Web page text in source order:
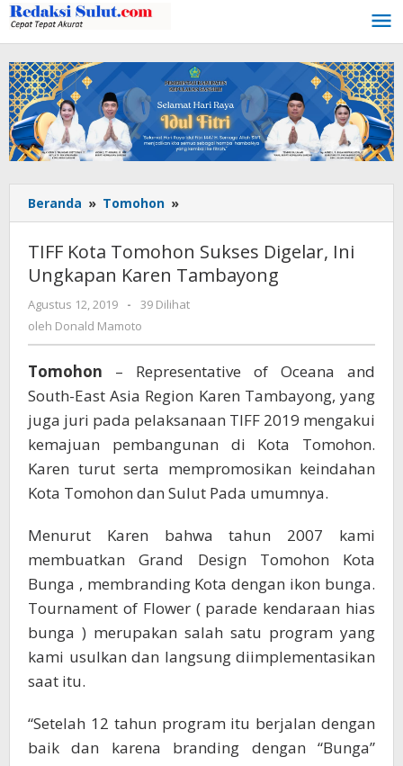
Lewati
ke
konten
Beranda » Tomohon »
Kota
Tomohon
Sukses
Digelar,
Ini
TIFF Kota Tomohon Sukses Digelar, Ini
Ungkapan Karen Tambayong
Agustus 12, 2019
oleh
Donald
-
39 Dilihat
oleh Donald Mamoto
Tomohon – Representative of Oceana and
South-East Asia Region Karen Tambayong, yang
juga juri pada pelaksanaan TIFF 2019 mengakui
kemajuan pembangunan di Kota Tomohon.
Karen turut serta mempromosikan keindahan
Kota Tomohon dan Sulut Pada umumnya.
Menurut Karen bahwa tahun 2007 kami
membuatkan Grand Design Tomohon Kota
Bunga , membranding Kota dengan ikon bunga.
Tournament of Flower ( parade kendaraan hias
bunga ) merupakan salah satu program yang
kami usulkan dan langsung diimplementasikan
saat itu.
“Setelah 12 tahun program itu berjalan dengan
baik dan karena branding dengan “Bunga”